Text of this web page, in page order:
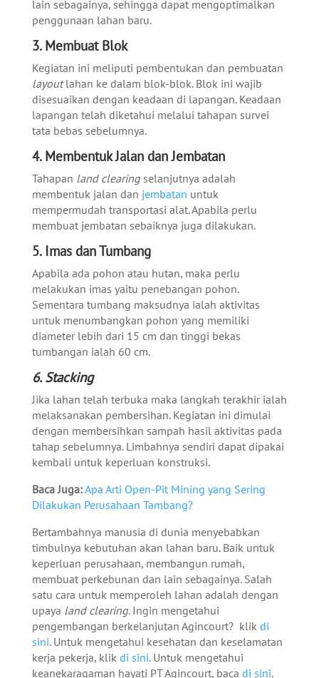
lain sebagainya, sehingga dapat mengoptimalkan
penggunaan lahan baru.
3. Membuat Blok
Kegiatan ini meliputi pembentukan dan pembuatan
layoutlahan ke dalam blok-blok. Blok ini wajib
disesuaikan dengan keadaan di lapangan. Keadaan
lapangan telah diketahui melalui tahapan survei
tata bebas sebelumnya.
4. Membentuk Jalan dan Jembatan
Tahapan land clearingselanjutnya adalah
membentuk jalan dan jembatan untuk
mempermudah transportasi alat. Apabila perlu
membuat jembatan sebaiknya juga dilakukan.
5. Imas dan Tumbang
Apabila ada pohon atau hutan, maka perlu
melakukan imas yaitu penebangan pohon.
Sementara tumbang maksudnya ialah aktivitas
untuk menumbangkan pohon yang memiliki
diameter lebih dari 15 cm dan tinggi bekas
tumbangan ialah 60 cm.
6. Stacking
Jika lahan telah terbuka maka langkah terakhir ialah
melaksanakan pembersihan. Kegiatan ini dimulai
dengan membersihkan sampah hasil aktivitas pada
tahap sebelumnya. Limbahnya sendiri dapat dipakai
kembali untuk keperluan konstruksi.
Baca Juga:Apa Arti Open-Pit Mining yang Sering
Dilakukan Perusahaan Tambang?
Bertambahnya manusia di dunia menyebabkan
timbulnya kebutuhan akan lahan baru. Baik untuk
keperluan perusahaan, membangun rumah,
membuat perkebunan dan lain sebagainya. Salah
satu cara untuk memperoleh lahan adalah dengan
upaya land clearing. Ingin mengetahui
pengembangan berkelanjutan Agincourt? klik di
sini. Untuk mengetahui kesehatan dan keselamatan
kerja pekerja, klik di sini. Untuk mengetahui
keanekaragaman hayati PT Agincourt, baca di sini.